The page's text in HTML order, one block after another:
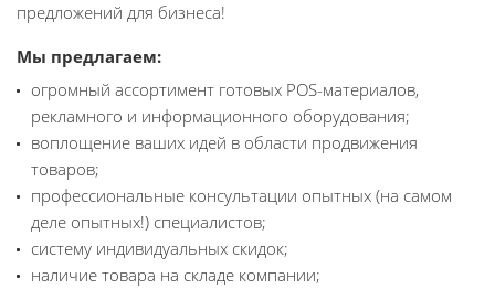
предложений для бизнеса!
Мы предлагаем:
огромный ассортимент готовых POS-материалов,
рекламного и информационного оборудования;
воплощение ваших идей в области продвижения
товаров;
профессиональные консультации опытных (на самом
деле опытных!) специалистов;
систему индивидуальных скидок;
наличие товара на складе компании;